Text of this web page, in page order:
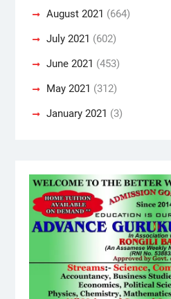
August 2021 (664)
July 2021 (602)
June 2021 (453)
May 2021 (312)
January 2021 (3)